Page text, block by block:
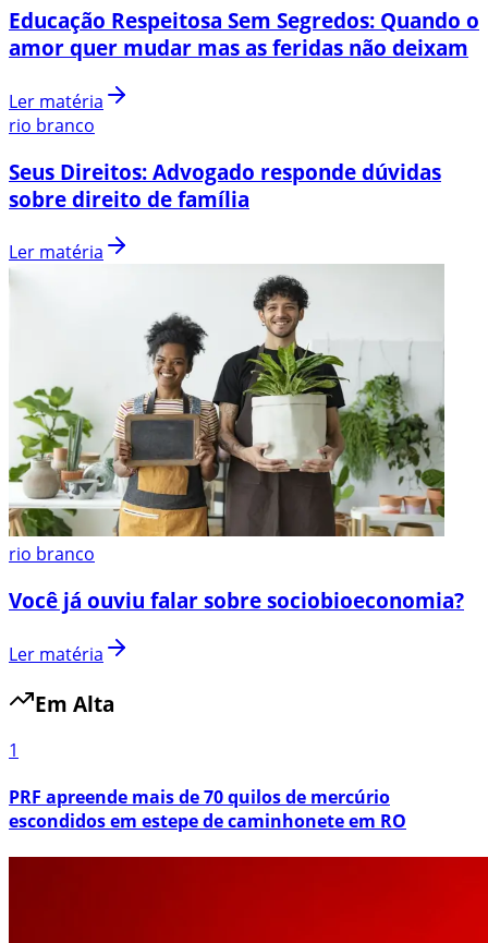
Educação Respeitosa Sem Segredos: Quando o
amor quer mudar mas as feridas não deixam
Ler matéria
rio branco
Seus Direitos: Advogado responde dúvidas
sobre direito de família
Ler matéria
rio branco
Você já ouviu falar sobre sociobioeconomia?
Ler matéria
Em Alta
1
PRF apreende mais de 70 quilos de mercúrio
escondidos em estepe de caminhonete em RO